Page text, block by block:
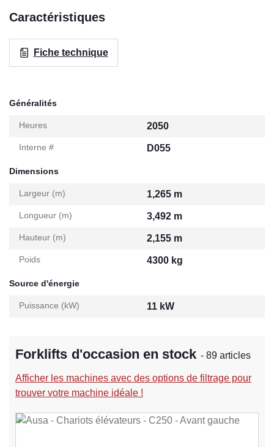
Caractéristiques
Fiche technique
Généralités
Heures 2050
Interne # D055
Dimensions
Largeur (m) 1,265 m
Longueur (m) 3,492 m
Hauteur (m) 2,155 m
Poids 4300 kg
Source d'énergie
Puissance (kW) 11 kW
Forklifts d'occasion en stock - 89 articles
Afficher les machines avec des options de filtrage pour
trouver votre machine idéale !